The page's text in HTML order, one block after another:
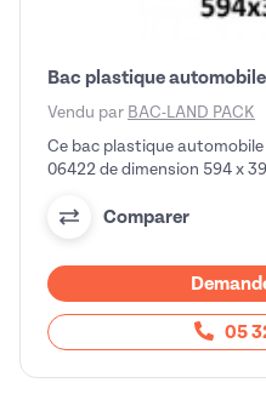
Bac plastique
Vendu par BAC-LAND PACK
Ce bac plastique
06422 de dimension 594 x
Comparer
05